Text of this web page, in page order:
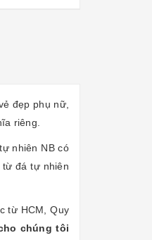
đẹp phụ nữ,
riêng.
nhiên NB có
từ đá tự nhiên
từ HCM, Quy
chúng tôi